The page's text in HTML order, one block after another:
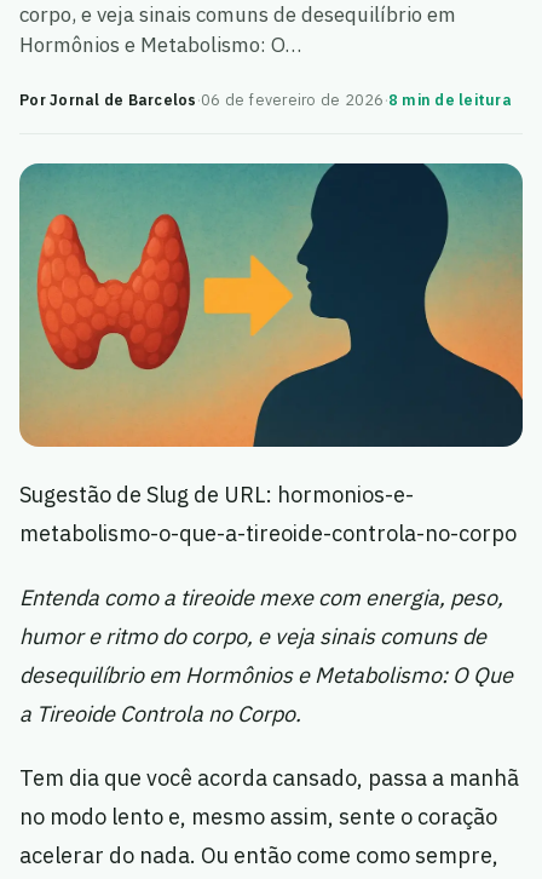
corpo, e veja sinais comuns de desequilíbrio em
Hormônios e Metabolismo: O…
Por Jornal de Barcelos·06 de fevereiro de 2026·8 min de leitura
Sugestão de Slug de URL: hormonios-e-
metabolismo-o-que-a-tireoide-controla-no-corpo
Entenda como a tireoide mexe com energia, peso,
humor e ritmo do corpo, e veja sinais comuns de
desequilíbrio em Hormônios e Metabolismo: O Que
a Tireoide Controla no Corpo.
Tem dia que você acorda cansado, passa a manhã
no modo lento e, mesmo assim, sente o coração
acelerar do nada. Ou então come como sempre,